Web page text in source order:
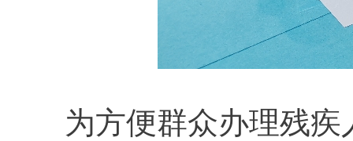
为方便群众办理残